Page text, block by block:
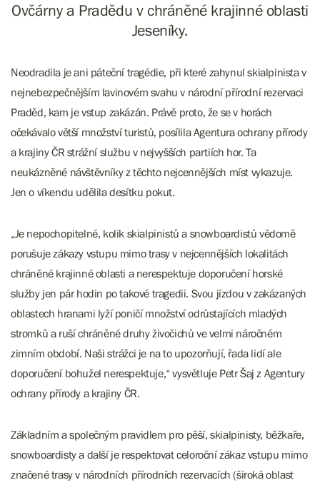
Ovčárny a Pradědu v chráněné krajinné oblasti
Jeseníky.
Neodradila je ani páteční tragédie, při které zahynul skialpinista v
nejnebezpečnějším lavinovém svahu v národní přírodní rezervaci
Praděd, kam je vstup zakázán. Právě proto, že se v horách
očekávalo větší množství turistů, posílila Agentura ochrany přírody
a krajiny ČR strážní službu v nejvyšších partiích hor. Ta
neukázněné návštěvníky z těchto nejcennějších míst vykazuje.
Jen o víkendu udělila desítku pokut.
„Je nepochopitelné, kolik skialpinistů a snowboardistů vědomě
porušuje zákazy vstupu mimo trasy v nejcennějších lokalitách
chráněné krajinné oblasti a nerespektuje doporučení horské
služby jen pár hodin po takové tragedii. Svou jízdou v zakázaných
oblastech hranami lyží poničí množství odrůstajících mladých
stromků a ruší chráněné druhy živočichů ve velmi náročném
zimním období. Naši strážci je na to upozorňují, řada lidí ale
doporučení bohužel nerespektuje,“ vysvětluje Petr Šaj z Agentury
ochrany přírody a krajiny ČR.
Základním a společným pravidlem pro pěší, skialpinisty, běžkaře,
snowboardisty a další je respektovat celoroční zákaz vstupu mimo
značené trasy v národních přírodních rezervacích (široká oblast